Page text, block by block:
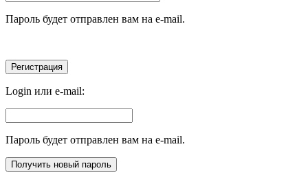
Пароль будет отправлен вам на e-mail.
Login или e-mail:
Пароль будет отправлен вам на e-mail.